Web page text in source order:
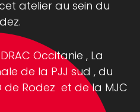
atelier au sein du
Occitanie , La
de la PJJ sud , du
de Rodez et de la MJC